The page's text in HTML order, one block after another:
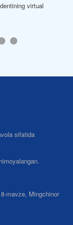
virtual
sifatida
mavze, Mingchinor